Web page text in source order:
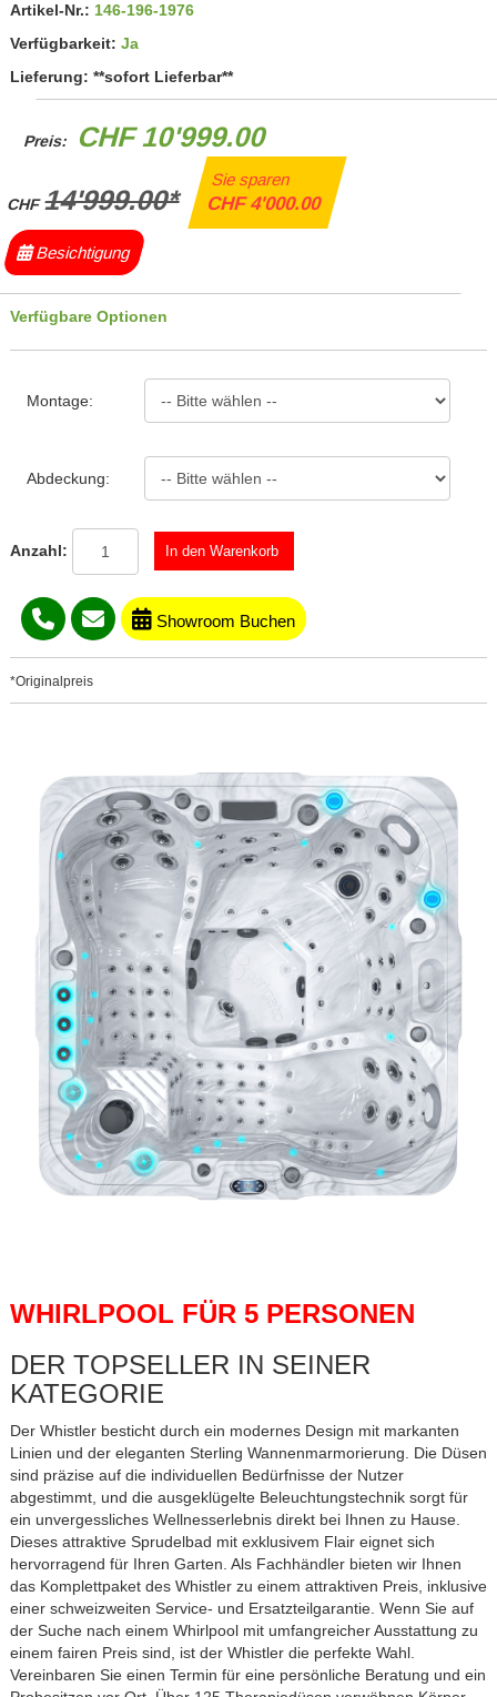
Artikel-Nr.: 146-196-1976
Verfügbarkeit: Ja
Lieferung: **sofort Lieferbar**
Preis: CHF 10'999.00
CHF14'999.00*
Sie sparen
CHF 4'000.00
Besichtigung
Verfügbare Optionen
Montage:
Abdeckung:
Anzahl:
Showroom Buchen
*Originalpreis
WHIRLPOOL FÜR 5 PERSONEN
DER TOPSELLER IN SEINER
KATEGORIE
Der Whistler besticht durch ein modernes Design mit markanten
Linien und der eleganten Sterling Wannenmarmorierung. Die Düsen
sind präzise auf die individuellen Bedürfnisse der Nutzer
abgestimmt, und die ausgeklügelte Beleuchtungstechnik sorgt für
ein unvergessliches Wellnesserlebnis direkt bei Ihnen zu Hause.
Dieses attraktive Sprudelbad mit exklusivem Flair eignet sich
hervorragend für Ihren Garten. Als Fachhändler bieten wir Ihnen
das Komplettpaket des Whistler zu einem attraktiven Preis, inklusive
einer schweizweiten Service- und Ersatzteilgarantie. Wenn Sie auf
der Suche nach einem Whirlpool mit umfangreicher Ausstattung zu
einem fairen Preis sind, ist der Whistler die perfekte Wahl.
Vereinbaren Sie einen Termin für eine persönliche Beratung und ein